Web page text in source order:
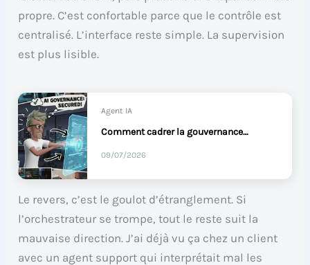
propre. C’est confortable parce que le contrôle est
centralisé. L’interface reste simple. La supervision
est plus lisible.
Agent IA
Comment cadrer la gouvernance des agents IA ?
09/07/2026
Le revers, c’est le goulot d’étranglement. Si
l’orchestrateur se trompe, tout le reste suit la
mauvaise direction. J’ai déjà vu ça chez un client
avec un agent support qui interprétait mal les